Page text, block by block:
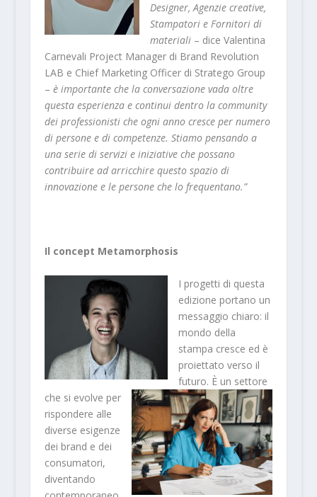
Designer, Agenzie creative,
Stampatori e Fornitori di
materiali – dice Valentina
Carnevali Project Manager di Brand Revolution
LAB e Chief Marketing Officer di Stratego Group
– è importante che la conversazione vada oltre
questa esperienza e continui dentro la community
dei professionisti che ogni anno cresce per numero
di persone e di competenze. Stiamo pensando a
una serie di servizi e iniziative che possano
contribuire ad arricchire questo spazio di
innovazione e le persone che lo frequentano.”
Il concept Metamorphosis
I progetti di questa
edizione portano un
messaggio chiaro: il
mondo della
stampa cresce ed è
proiettato verso il
futuro. È un settore
che si evolve per
rispondere alle
diverse esigenze
dei brand e dei
consumatori,
diventando